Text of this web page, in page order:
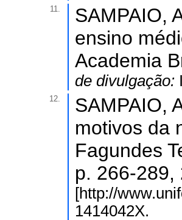
11.
SAMPAIO,
ensino
Academia
de divulgação:
12.
SAMPAIO,
motivos da
Fagundes
p. 266-289,
[http://
1414042X.